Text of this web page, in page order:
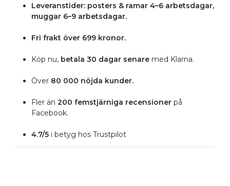
Leveranstider: posters & ramar 4–6 arbetsdagar,
muggar 6–9 arbetsdagar.
Fri frakt över 699 kronor.
Köp nu,betala 30 dagar senaremed Klarna.
Över 80 000 nöjda kunder.
Fler än 200 femstjärniga recensionerpå
Facebook.
4.7/5i betyg hos Trustpilot